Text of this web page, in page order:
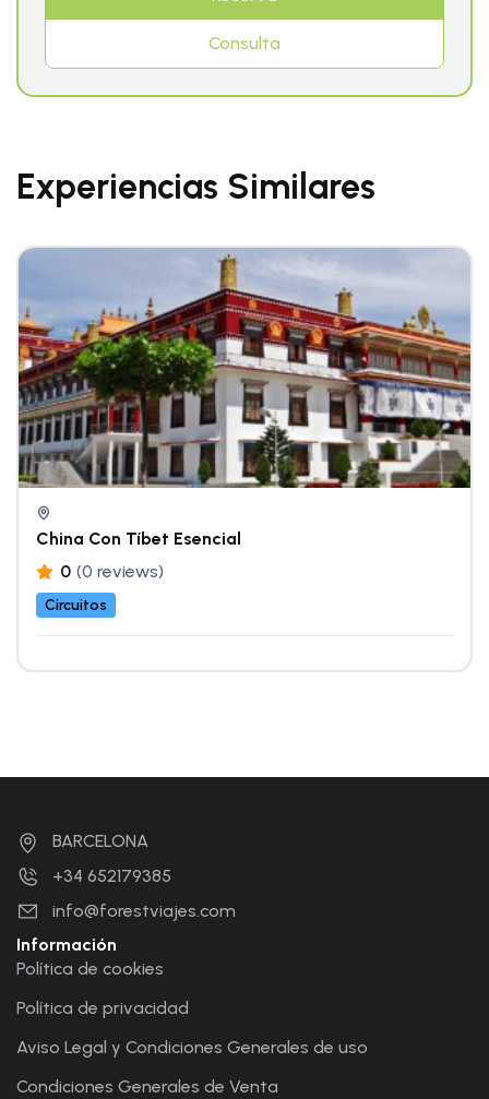
Consulta
Experiencias Similares
China Con Tíbet Esencial
0 (0 reviews)
Circuitos
BARCELONA
+34 652179385
info@forestviajes.com
Información
Política de cookies
Política de privacidad
Aviso Legal y Condiciones Generales de uso
Condiciones Generales de Venta